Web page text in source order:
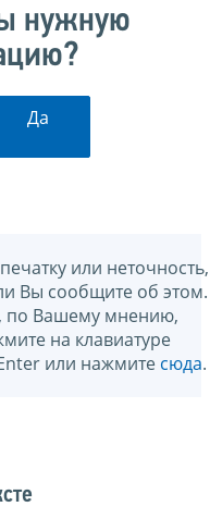
нужную
Да
или неточность,
Вы сообщите об этом.
по Вашему мнению,
на клавиатуре
или нажмите сюда.